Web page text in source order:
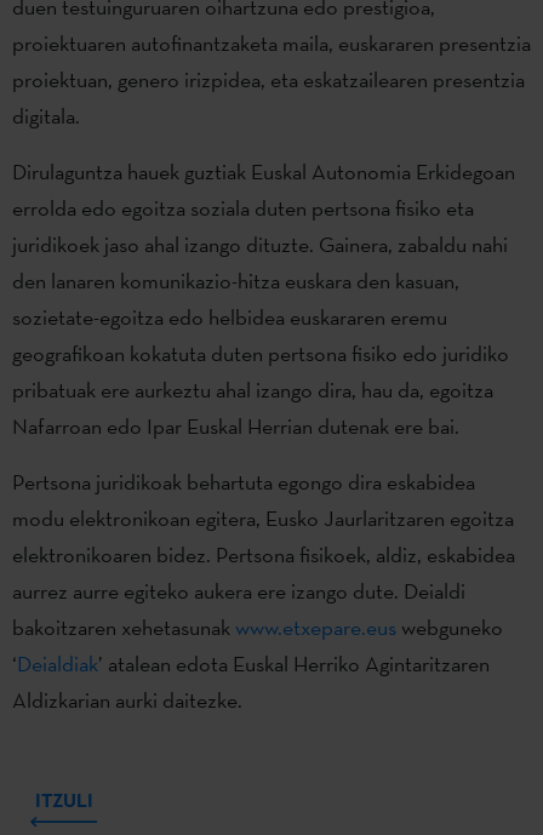
duen testuinguruaren oihartzuna edo prestigioa,
proiektuaren autofinantzaketa maila, euskararen presentzia
proiektuan, genero irizpidea, eta eskatzailearen presentzia
digitala.
Dirulaguntza hauek guztiak Euskal Autonomia Erkidegoan
errolda edo egoitza soziala duten pertsona fisiko eta
juridikoek jaso ahal izango dituzte. Gainera, zabaldu nahi
den lanaren komunikazio-hitza euskara den kasuan,
sozietate-egoitza edo helbidea euskararen eremu
geografikoan kokatuta duten pertsona fisiko edo juridiko
pribatuak ere aurkeztu ahal izango dira, hau da, egoitza
Nafarroan edo Ipar Euskal Herrian dutenak ere bai.
Pertsona juridikoak behartuta egongo dira eskabidea
modu elektronikoan egitera, Eusko Jaurlaritzaren egoitza
elektronikoaren bidez. Pertsona fisikoek, aldiz, eskabidea
aurrez aurre egiteko aukera ere izango dute. Deialdi
bakoitzaren xehetasunak www.etxepare.eus webguneko
‘Deialdiak’ atalean edota Euskal Herriko Agintaritzaren
Aldizkarian aurki daitezke.
ITZULI